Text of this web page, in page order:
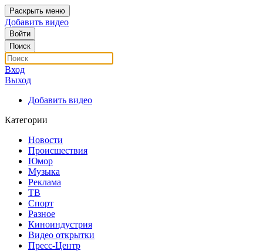
Раскрыть меню
Добавить видео
Войти
Поиск
Вход
Выход
Добавить видео
Категории
Новости
Происшествия
Юмор
Музыка
Реклама
ТВ
Спорт
Разное
Киноиндустрия
Видео открытки
Пресс-Центр